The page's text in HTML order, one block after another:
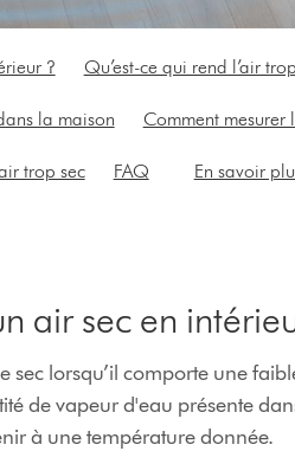
? Qu’est-ce qui rend l’air
la maison Comment mesurer
trop sec FAQ En savoir
air sec en
sec lorsqu’il comporte une
de vapeur d'eau présente
à une température donnée.